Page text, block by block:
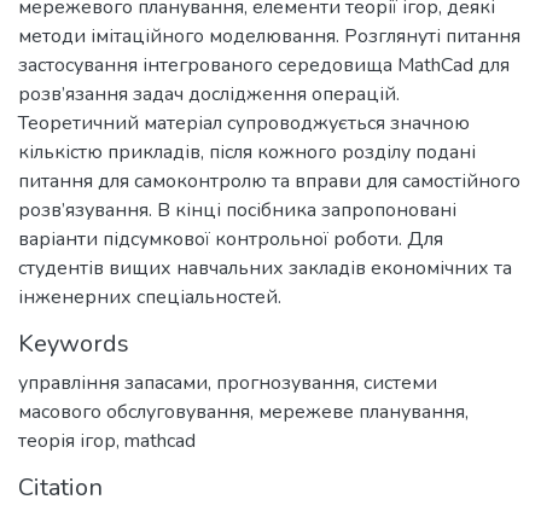
мережевого планування, елементи теорії ігор, деякі
методи імітаційного моделювання. Розглянуті питання
застосування інтегрованого середовища MathCad для
розв’язання задач дослідження операцій.
Теоретичний матеріал супроводжується значною
кількістю прикладів, після кожного розділу подані
питання для самоконтролю та вправи для самостійного
розв’язування. В кінці посібника запропоновані
варіанти підсумкової контрольної роботи. Для
студентів вищих навчальних закладів економічних та
інженерних спеціальностей.
Keywords
управління запасами, прогнозування, системи
масового обслуговування, мережеве планування,
теорія ігор, mathcad
Citation